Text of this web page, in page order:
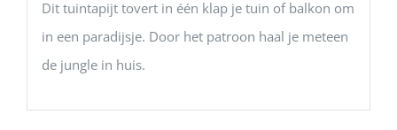
Dit tuintapijt tovert in één klap je tuin of balkon om
in een paradijsje. Door het patroon haal je meteen
de jungle in huis.